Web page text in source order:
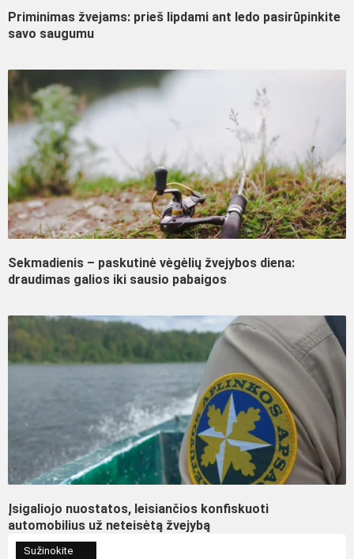
Priminimas žvejams: prieš lipdami ant ledo pasirūpinkite
savo saugumu
Sekmadienis – paskutinė vėgėlių žvejybos diena:
draudimas galios iki sausio pabaigos
Įsigaliojo nuostatos, leisiančios konfiskuoti
automobilius už neteisėtą žvejybą
Sužinokite